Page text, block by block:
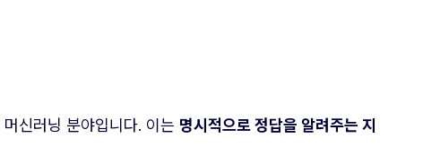
머신러닝 분야입니다. 이는 명시적으로 정답을 알려주는 지